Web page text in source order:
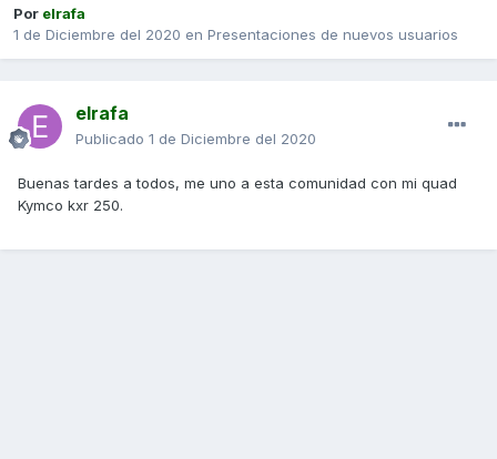
Por elrafa
1 de Diciembre del 2020 en Presentaciones de nuevos usuarios
elrafa
Publicado 1 de Diciembre del 2020
Buenas tardes a todos, me uno a esta comunidad con mi quad
Kymco kxr 250.